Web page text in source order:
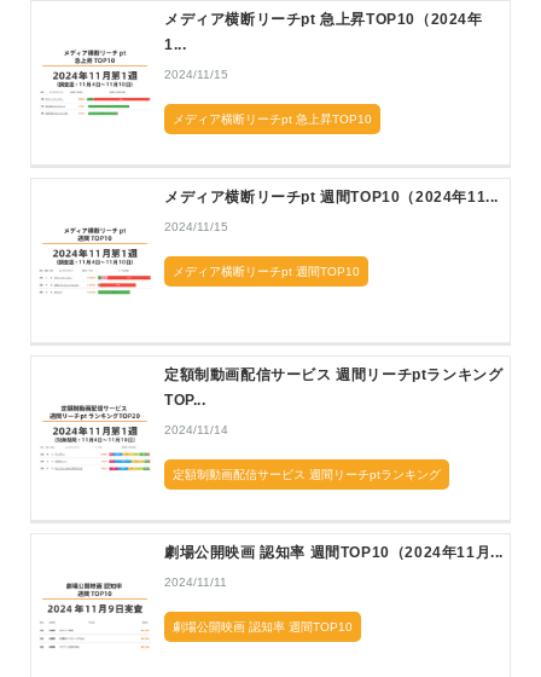
メディア横断リーチpt 急上昇TOP10（2024年
1...
2024/11/15
メディア横断リーチpt 急上昇TOP10
メディア横断リーチpt 週間TOP10（2024年11...
2024/11/15
メディア横断リーチpt 週間TOP10
定額制動画配信サービス 週間リーチptランキング
TOP...
2024/11/14
定額制動画配信サービス 週間リーチptランキング
劇場公開映画 認知率 週間TOP10（2024年11月...
2024/11/11
劇場公開映画 認知率 週間TOP10